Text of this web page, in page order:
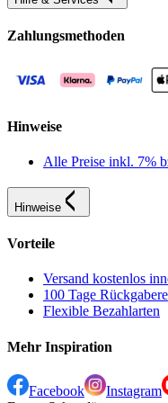
Zahlungsmethoden
Hinweise
Alle Preise inkl. 7%
Hinweise
Vorteile
Versand kostenlos
100 Tage
Flexible Bezahlarten
Mehr Inspiration
Facebook Instagram